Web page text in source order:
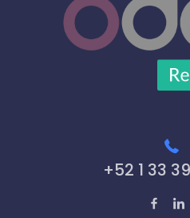
+52 1 33